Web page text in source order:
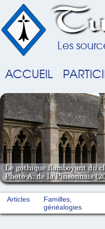
Les
ACCUEIL
Le gothique flamboyant du
Photo A. de la Pinsonnais
Articles
Familles,
généalogies